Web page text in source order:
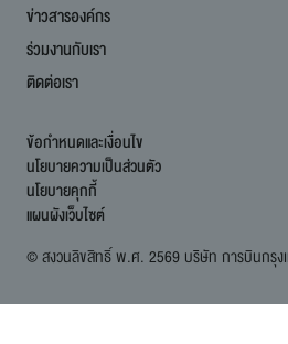
ข่าวสารองค์กร
ร่วมงานกับเรา
ติดต่อเรา
ข้อกำหนดและเงื่อนไข
นโยบายความเป็นส่วนตัว
นโยบายคุกกี้
แผนผังเว็บไซต์
© สงวนลิขสิทธิ์ พ.ศ. 2569 บริษัท การบินกรุ